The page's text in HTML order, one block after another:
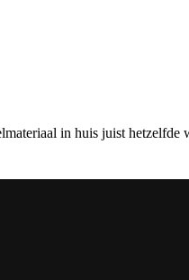
in huis juist hetzelfde